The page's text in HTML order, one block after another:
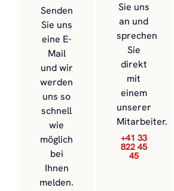
Senden
Sie uns
eine E-
Mail
und wir
werden
uns so
schnell
wie
möglich
bei
Ihnen
melden.
Sie uns
an und
sprechen
Sie
direkt
mit
einem
unserer
Mitarbeiter.
+41 33
822 45
45